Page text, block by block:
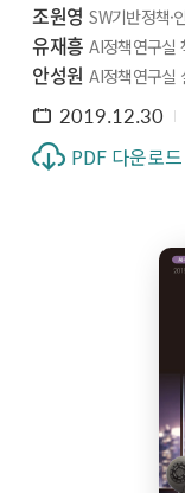
조원영 SW기반정책·
유재흥 AI정책연구실
안성원 AI정책연구실
2019.12.30
PDF 다운로드